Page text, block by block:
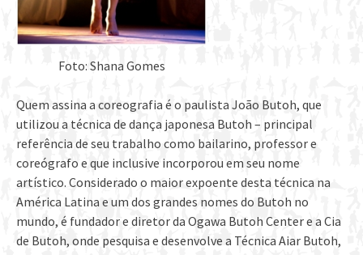
Foto: Shana Gomes
Quem assina a coreografia é o paulista João Butoh, que
utilizou a técnica de dança japonesa Butoh – principal
referência de seu trabalho como bailarino, professor e
coreógrafo e que inclusive incorporou em seu nome
artístico. Considerado o maior expoente desta técnica na
América Latina e um dos grandes nomes do Butoh no
mundo, é fundador e diretor da Ogawa Butoh Center e a Cia
de Butoh, onde pesquisa e desenvolve a Técnica Aiar Butoh,